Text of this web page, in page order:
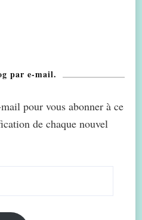
par e-mail.
pour vous abonner à ce
de chaque nouvel